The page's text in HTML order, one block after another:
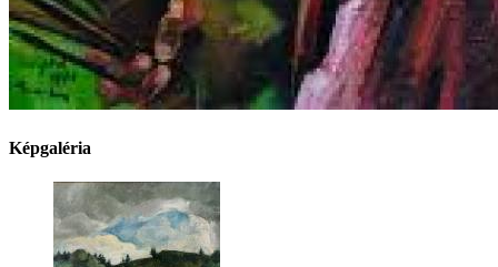
Képgaléria